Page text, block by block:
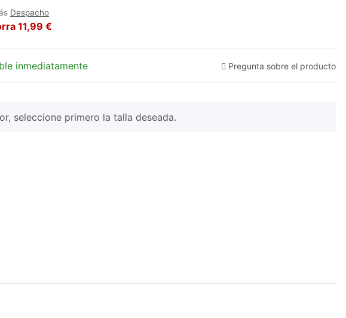
Despacho
11,99 €
inmediatamente Pregunta sobre el producto
seleccione primero la talla deseada.